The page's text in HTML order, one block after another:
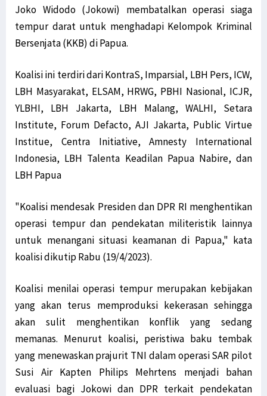
Joko Widodo (Jokowi) membatalkan operasi siaga
tempur darat untuk menghadapi Kelompok Kriminal
Bersenjata (KKB) di Papua.
Koalisi ini terdiri dari KontraS, Imparsial, LBH Pers, ICW,
LBH Masyarakat, ELSAM, HRWG, PBHI Nasional, ICJR,
YLBHI, LBH Jakarta, LBH Malang, WALHI, Setara
Institute, Forum Defacto, AJI Jakarta, Public Virtue
Institue, Centra Initiative, Amnesty International
Indonesia, LBH Talenta Keadilan Papua Nabire, dan
LBH Papua
"Koalisi mendesak Presiden dan DPR RI menghentikan
operasi tempur dan pendekatan militeristik lainnya
untuk menangani situasi keamanan di Papua," kata
koalisi dikutip Rabu (19/4/2023).
Koalisi menilai operasi tempur merupakan kebijakan
yang akan terus memproduksi kekerasan sehingga
akan sulit menghentikan konflik yang sedang
memanas. Menurut koalisi, peristiwa baku tembak
yang menewaskan prajurit TNI dalam operasi SAR pilot
Susi Air Kapten Philips Mehrtens menjadi bahan
evaluasi bagi Jokowi dan DPR terkait pendekatan